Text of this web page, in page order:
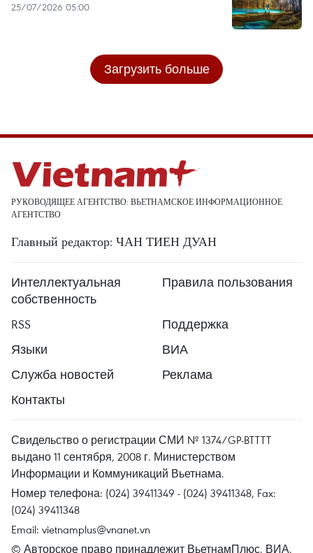
25/07/2026 05:00
Загрузить больше
РУКОВОДЯЩЕЕ АГЕНТСТВО: ВЬЕТНАМСКОЕ ИНФОРМАЦИОННОЕ
АГЕНТСТВО
Главный редактор: ЧАН ТИЕН ДУАН
Интеллектуальная
собственность
Правила пользования
RSS
Поддержка
Языки
ВИА
Служба новостей
Реклама
Контакты
Свидельство о регистрации СМИ № 1374/GP-BTTTT
выдано 11 сентября, 2008 г. Министерством
Информации и Коммуникаций Вьетнама.
Номер телефона: (024) 39411349 - (024) 39411348, Fax:
(024) 39411348
Email: vietnamplus@vnanet.vn
© Авторское право принадлежит ВьетнамПлюс, ВИА.